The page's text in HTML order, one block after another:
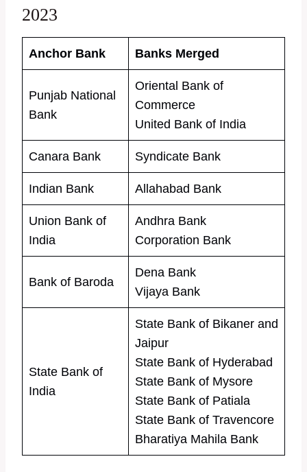
2023
Anchor Bank Banks Merged
Punjab National
Bank
Oriental Bank of
Commerce
United Bank of India
Canara Bank Syndicate Bank
Indian Bank Allahabad Bank
Union Bank of
India
Andhra Bank
Corporation Bank
Bank of Baroda
Dena Bank
Vijaya Bank
State Bank of
India
State Bank of Bikaner and
Jaipur
State Bank of Hyderabad
State Bank of Mysore
State Bank of Patiala
State Bank of Travencore
Bharatiya Mahila Bank